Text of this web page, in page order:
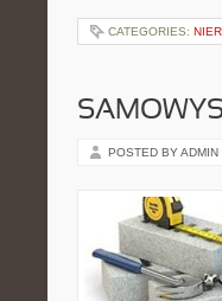
CATEGORIES:
POSTED BY ADMIN